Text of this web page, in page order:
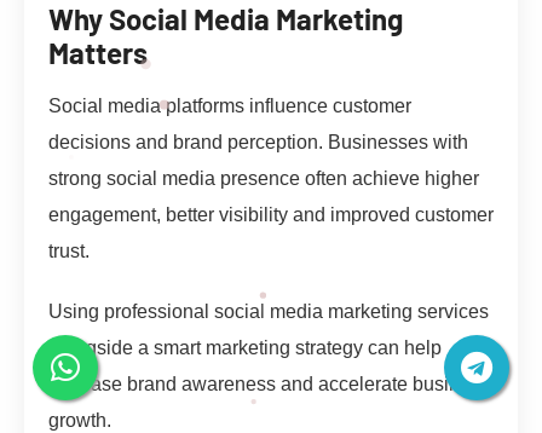
Why Social Media Marketing
Matters
Social media platforms influence customer
decisions and brand perception. Businesses with
strong social media presence often achieve higher
engagement, better visibility and improved customer
trust.
Using professional social media marketing services
alongside a smart marketing strategy can help
increase brand awareness and accelerate business
growth.